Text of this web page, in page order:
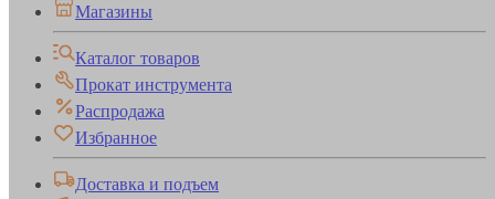
Магазины
Каталог товаров
Прокат инструмента
Распродажа
Избранное
Доставка и подъем